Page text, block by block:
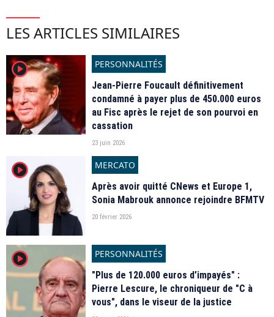
LES ARTICLES SIMILAIRES
player2
PERSONNALITÉS
Jean-Pierre Foucault définitivement
condamné à payer plus de 450.000 euros
au Fisc après le rejet de son pourvoi en
cassation
23 juin 2026
player2
MERCATO
Après avoir quitté CNews et Europe 1,
Sonia Mabrouk annonce rejoindre BFMTV
20 février 2026
player2
PERSONNALITÉS
"Plus de 120.000 euros d’impayés" :
Pierre Lescure, le chroniqueur de "C à
vous", dans le viseur de la justice